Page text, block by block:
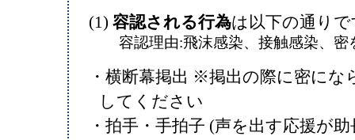
(1) 容認される行為は以下の通りで
容認理由:飛沫感染、接触感染、密
・横断幕掲出 ※掲出の際に密にな
してください
・拍手・手拍子 (声を出す応援が